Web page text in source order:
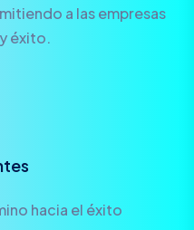
a las empresas
éxito.
hacia el éxito